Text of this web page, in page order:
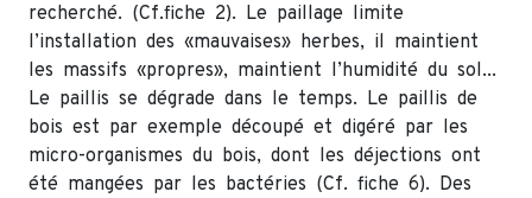
recherché. (Cf.fiche 2). Le paillage limite
l’installation des «mauvaises» herbes, il maintient
les massifs «propres», maintient l’humidité du sol...
Le paillis se dégrade dans le temps. Le paillis de
bois est par exemple découpé et digéré par les
micro-organismes du bois, dont les déjections ont
été mangées par les bactéries (Cf. fiche 6). Des